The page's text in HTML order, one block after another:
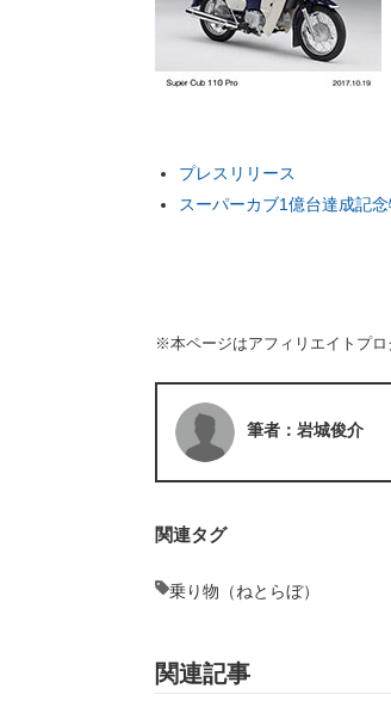
プレスリリース
スーパーカブ1億台達成記
※本ページはアフィリエイトプ
筆者：岩城俊介
関連タグ
乗り物（ねとらぼ）
関連記事